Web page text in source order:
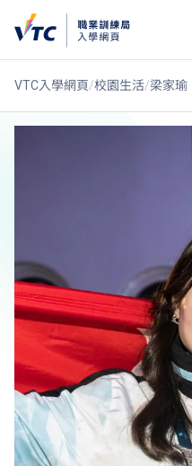
VTC入學網頁 校園生活 梁家瑜